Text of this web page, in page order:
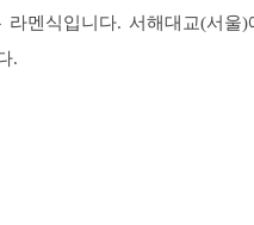
멘식입니다. 서해대교(서울)
.